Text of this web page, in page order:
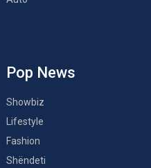
Pop News
Showbiz
Lifestyle
Fashion
Shëndeti